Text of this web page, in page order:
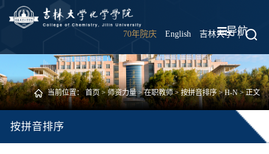
70年院庆 English 吉林大学 |
导航
当前位置：首页>师资力量>在职教师>按拼音排序>H-N> 正文
按拼音排序